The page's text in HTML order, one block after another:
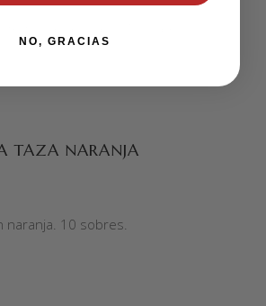
frutos del bosque. 10 sobres.
TAZA NARANJA
naranja. 10 sobres.
NO, GRACIAS